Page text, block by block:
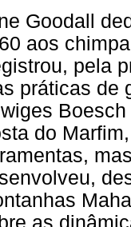
Goodall
aos
pela
práticas de
do
as